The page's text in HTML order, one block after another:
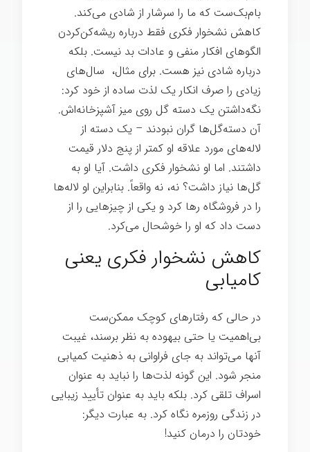
بام‌بک‌ست که ما را سرشار از شادی می‌کند.
کاهش نشخوار فکری فقط درباره ریشه‌کن‌کردن
الگوهای افکار منفی و عادات بد نیست. بلکه
درباره شادی نیز هست. برای مثال، سال‌های
زیادی را صرف انکار یک لذت ساده از خود کرد:
نگه‌داشتن یک دسته گل روی میز آشپزخانه‌اش.
آن دسته‌گل‌ها گران نبودند – یک دسته از
لاله‌های مورد علاقه او کمتر از پنج دلار قیمت
داشتند. اما او نشخوار فکری داشت. آیا او به
گل‌ها نیاز داشت؟ نه، نه واقعاً. بنابراین او لاله‌ها
را در فروشگاه رها کرد و یکی از چیزهایی را از
دست داد که او را خوشحال می‌کرد.
کاهش نشخوار فکری یعنی
کامیابی
در حالی که رفتارهای کوچک ممکن‌ست
بی‌اهمیت یا حتی بیهوده به نظر برسند، غیبت
آنها می‌تواند به جای فراوانی به ذهنیت کمیابی
منجر شود. این گونه لذت‌ها را نباید به عنوان
اسراف تلقی کرد. بلکه باید به عنوان تأیید زیبایی
در زندگی روزمره نگاه کرد. به عبارت دیگر:
خودتان را درمان کنيد!